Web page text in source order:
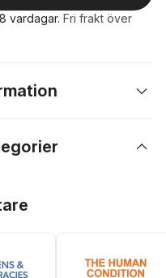
vardagar. Fri frakt över